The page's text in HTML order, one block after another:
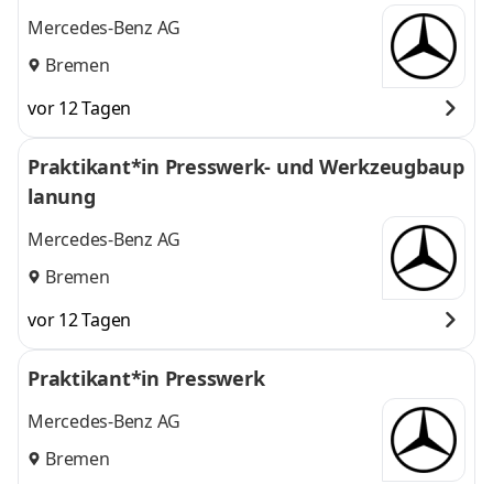
und Anlaufmethoden)
Mercedes-Benz AG
Bremen
vor 12 Tagen
Praktikant*in Presswerk- und Werkzeugbaup
lanung
Mercedes-Benz AG
Bremen
vor 12 Tagen
Praktikant*in Presswerk
Mercedes-Benz AG
Bremen